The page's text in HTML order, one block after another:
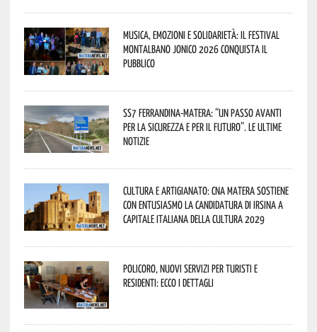
Musica, emozioni e solidarietà: il Festival
Montalbano Jonico 2026 conquista il
pubblico
SS7 Ferrandina-Matera: “Un passo avanti
per la sicurezza e per il futuro”. Le ultime
notizie
Cultura e Artigianato: CNA Matera sostiene
con entusiasmo la candidatura di Irsina a
Capitale Italiana della Cultura 2029
Policoro, nuovi servizi per turisti e
residenti: ecco i dettagli